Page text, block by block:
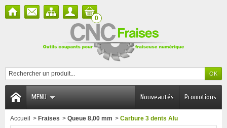
0
MENU Promotions
Nouveautés
Accueil > Fraises > Queue 8,00 mm > Carbure 3 dents Alu